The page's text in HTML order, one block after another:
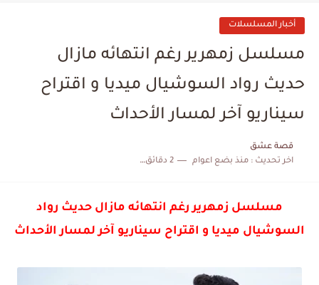
أخبار المسلسلات
مسلسل زمهرير رغم انتهائه مازال
حديث رواد السوشيال ميديا و اقتراح
سيناريو آخر لمسار الأحداث
قصة عشق
اخر تحديث :منذ بضع اعوام 2 دقائق للقراءة
مسلسل زمهرير رغم انتهائه مازال حديث رواد
السوشيال ميديا و اقتراح سيناريو آخر لمسار الأحداث